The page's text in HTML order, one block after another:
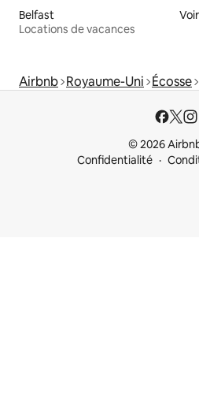
Belfast
Locations de vacances
Airbnb Royaume-Uni Écosse
© 2026
Confidentialité